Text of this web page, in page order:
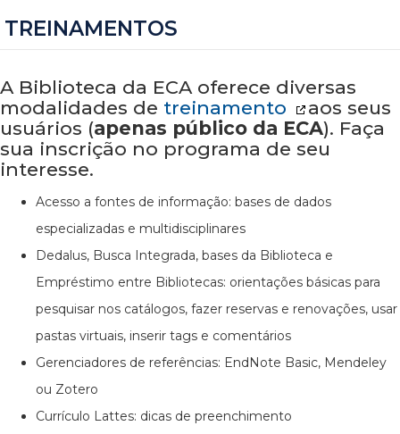
TREINAMENTOS
A Biblioteca da ECA oferece diversas
modalidades de treinamento
aos seus
usuários (apenas público da ECA). Faça
sua inscrição no programa de seu
interesse.
Acesso a fontes de informação: bases de dados
especializadas e multidisciplinares
Dedalus, Busca Integrada, bases da Biblioteca e
Empréstimo entre Bibliotecas: orientações básicas para
pesquisar nos catálogos, fazer reservas e renovações, usar
pastas virtuais, inserir tags e comentários
Gerenciadores de referências: EndNote Basic, Mendeley
ou Zotero
Currículo Lattes: dicas de preenchimento